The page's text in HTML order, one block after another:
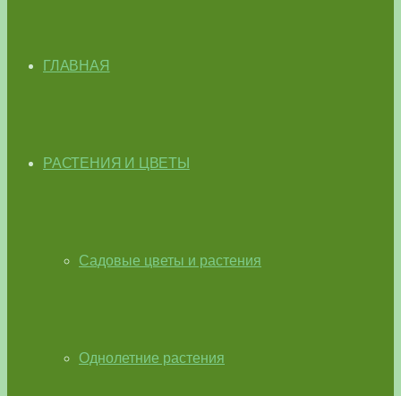
ГЛАВНАЯ
РАСТЕНИЯ И ЦВЕТЫ
Садовые цветы и растения
Однолетние растения